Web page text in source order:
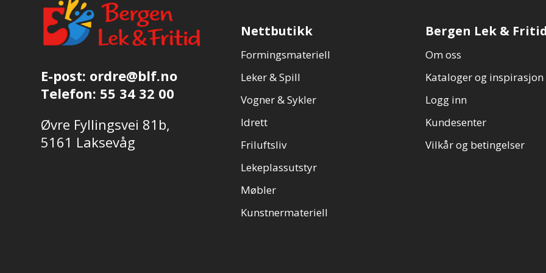
E-post: ordre@blf.no
Telefon: 55 34 32 00
Øvre Fyllingsvei 81b,
5161 Laksevåg
Nettbutikk
Formingsmateriell
Leker & Spill
Vogner & Sykler
Idrett
Friluftsliv
Lekeplassutstyr
Møbler
Kunstnermateriell
Bergen Lek &
Om oss
Kataloger og inspirasjon
Logg inn
Kundesenter
Vilkår og betingelser